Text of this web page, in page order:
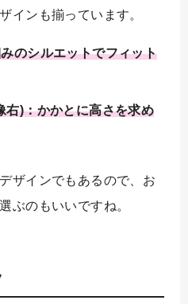
インも揃っています。
のシルエットでフィット
右)：かかとに高さを求め
ザインでもあるので、お
ぶのもいいですね。